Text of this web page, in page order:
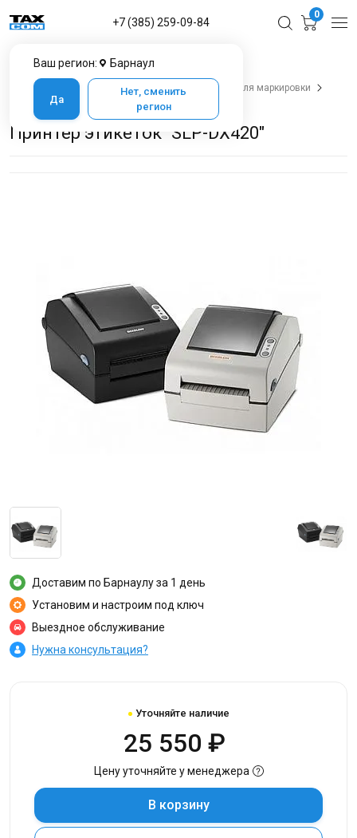
Ваш регион: Барнаул
Да
Нет, сменить
регион
+7 (385) 259-09-84
0
Оборудование для печати
Принтеры этикеток для маркировки
Принтер этикеток "SLP-DX420"
Принтер этикеток "SLP-DX420"
Доставим по Барнаулу за 1 день
Установим и настроим под ключ
Выездное обслуживание
Нужна консультация?
Уточняйте наличие
25 550 ₽
Цену уточняйте у менеджера
В корзину